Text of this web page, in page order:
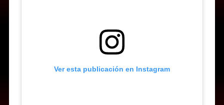
Ver esta publicación en Instagram